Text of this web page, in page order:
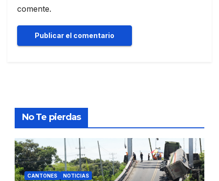
comente.
No Te pierdas
CANTONES NOTICIAS